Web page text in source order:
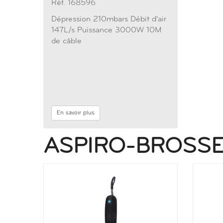
Réf. 168596
Dépression 210mbars Débit d'air
147L/s Puissance 3000W 10M
de câble
En savoir plus
ASPIRO-